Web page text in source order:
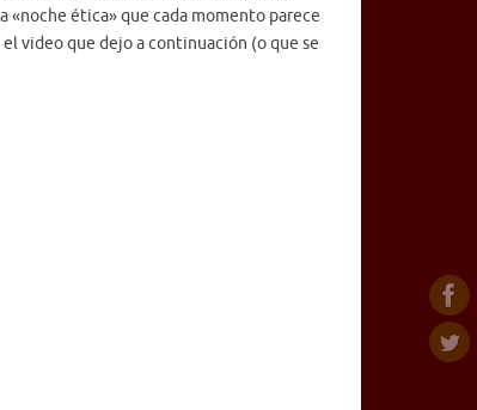
«noche ética» que cada momento parece
video que dejo a continuación (o que se